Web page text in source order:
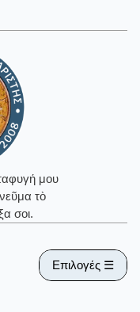
μου
τὸ
σοι.
Επιλογές ☰